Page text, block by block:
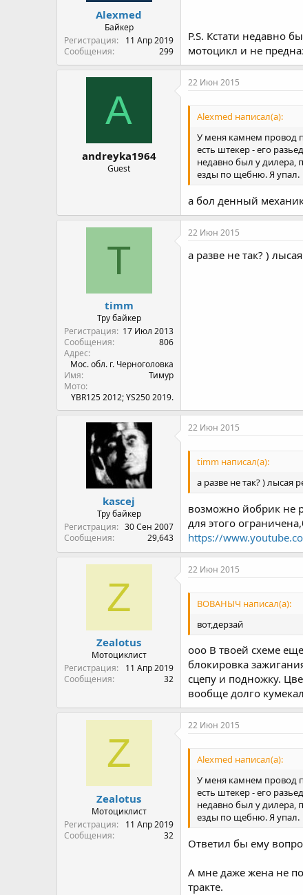
Alexmed
Байкер
Регистрация
11 Апр 2019
Сообщения
299
P.S. Кстати недавно
мотоцикл и не
A
andreyka1964
Guest
22 Июн 2015
Alexmed написал(а):
У меня камнем провод
есть штекер - его
недавно был у дилера,
езды по щебню. Я упал.
а бол денный
T
timm
Тру байкер
Регистрация
17 Июл 2013
Сообщения
806
Адрес
Мос. обл. г. Черноголовка
Имя
Тимур
Мото
YBR125 2012; YS250 2019.
22 Июн 2015
а разве не так? )
kascej
Тру байкер
Регистрация
30 Сен 2007
Сообщения
29,643
22 Июн 2015
timm написал(а):
а разве не так? ) лысая
возможно йобрик не
для этого
https://
Z
Zealotus
Мотоциклист
Регистрация
11 Апр 2019
Сообщения
32
22 Июн 2015
ВОВАНЫЧ написал(а):
вот,дерзай
ооо В твоей схеме
блокировка
сцепу и подножку.
вообще долго
Z
Zealotus
Мотоциклист
Регистрация
11 Апр 2019
Сообщения
32
22 Июн 2015
Alexmed написал(а):
У меня камнем провод
есть штекер - его
недавно был у дилера,
езды по щебню. Я упал.
Ответил бы ему
А мне даже жена не
тракте.